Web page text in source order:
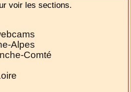
voir les sections.
Alpes
Comté